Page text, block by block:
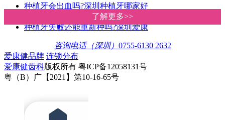
了解更多>>
了解更多>>
种植牙会出血吗?深圳种植牙哪家好
深圳种植牙价格多少钱一颗?爱康健
种植牙失败还能重新种吗?深圳爱康
咨询电话（深圳） 0755-6130 2632
爱康健品牌 连锁分布
爱康健齿科版权所有 粤ICP备12058131号
粤（B）广【2021】第10-16-65号